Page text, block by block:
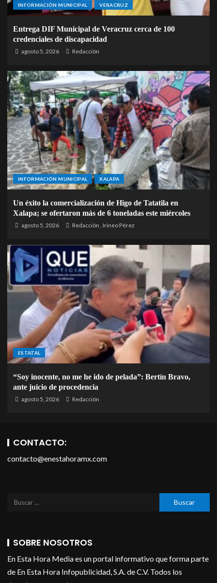
INFORMACIÓN MUNICIPAL VERACRUZ
Entrega DIF Municipal de Veracruz cerca de 100
credenciales de discapacidad
agosto 5, 2026 Redacción
INFORMACIÓN MUNICIPAL XALAPA
Un éxito la comercialización de Higo de Tatatila en
Xalapa; se ofertaron más de 6 toneladas este miércoles
agosto 5, 2026 Redacción , Irineo Pérez
ESTATAL
“Soy inocente, no me he ido de pelada”: Bertín Bravo,
ante juicio de procedencia
agosto 5, 2026 Redacción
CONTACTO:
contacto@enestahoramx.com
SOBRE NOSOTROS
En Esta Hora Media es un portal informativo que forma parte
de En Esta Hora Infopublicidad, S.A. de C.V. Todos los